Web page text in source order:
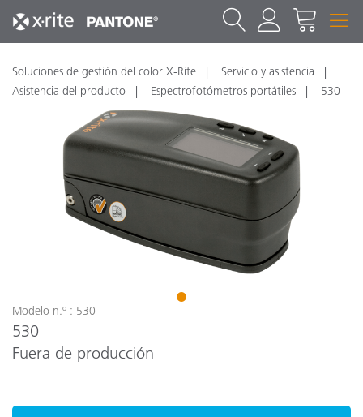
Soluciones de gestión del color X-Rite
Servicio y asistencia
Asistencia del producto
Espectrofotómetros portátiles 530
1
Modelo n.º : 530
530
Fuera de producción